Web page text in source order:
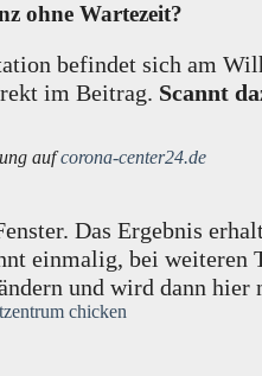
ohne Wartezeit?
befindet sich am
im Beitrag. Scannt
aufcorona-center24.de
Das Ergebnis
einmalig, bei weiteren
und wird dann hier